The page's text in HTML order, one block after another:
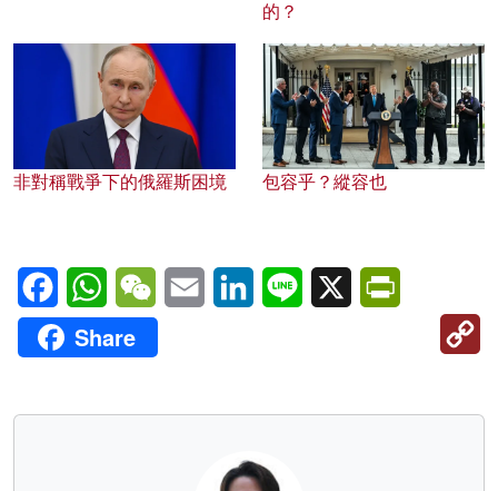
的？
非對稱戰爭下的俄羅斯困境 包容乎？縱容也
FacebookWhatsAppWeChatEmail LinkedInLine X
Share